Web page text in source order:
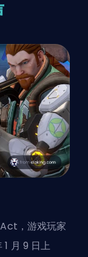
，游戏玩家
月 9 日上